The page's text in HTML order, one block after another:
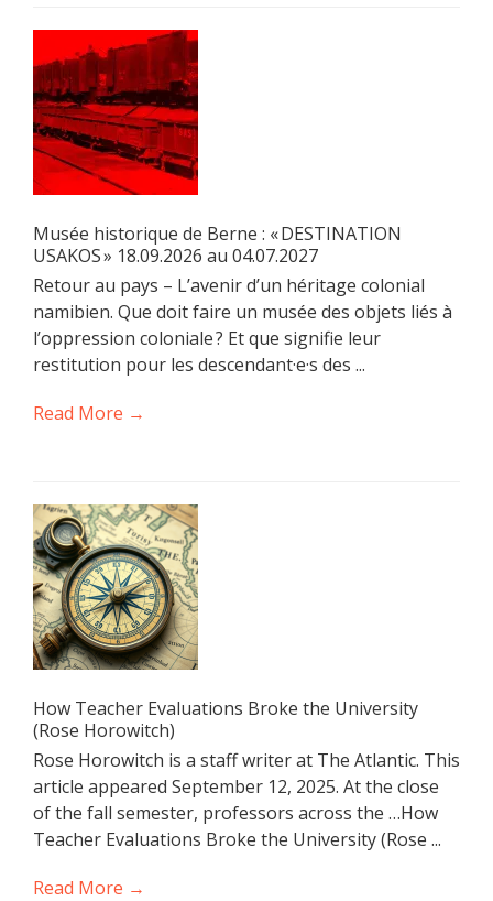
Musée historique de Berne : « DESTINATION
USAKOS » 18.09.2026 au 04.07.2027
Retour au pays – L’avenir d’un héritage colonial
namibien. Que doit faire un musée des objets liés à
l’oppression coloniale ? Et que signifie leur
restitution pour les descendant·e·s des ...
Read More →
How Teacher Evaluations Broke the University
(Rose Horowitch)
Rose Horowitch is a staff writer at The Atlantic. This
article appeared September 12, 2025. At the close
of the fall semester, professors across the …How
Teacher Evaluations Broke the University (Rose ...
Read More →